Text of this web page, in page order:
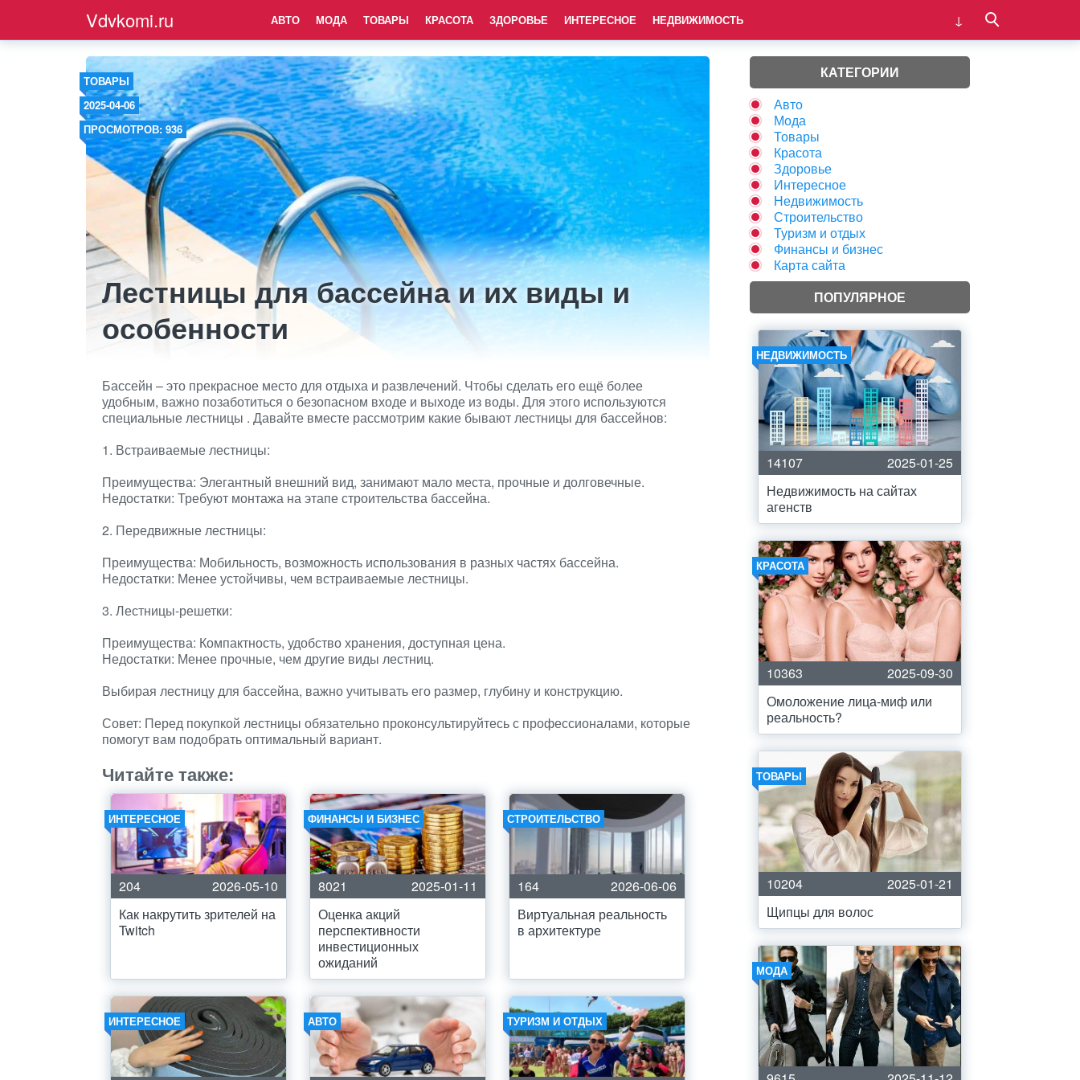
Vdvkomi.ru АВТО МОДА ТОВАРЫ КРАСОТА ЗДОРОВЬЕ ИНТЕРЕСНОЕ НЕДВИЖИМОСТЬ
ТОВАРЫ
2025-04-06
ПРОСМОТРОВ: 936
Лестницы для бассейна и их виды и
особенности
Бассейн – это прекрасное место для отдыха и развлечений. Чтобы сделать его ещё более
удобным, важно позаботиться о безопасном входе и выходе из воды. Для этого используются
специальные лестницы . Давайте вместе рассмотрим какие бывают лестницы для бассейнов:
1. Встраиваемые лестницы:
Преимущества: Элегантный внешний вид, занимают мало места, прочные и долговечные.
Недостатки: Требуют монтажа на этапе строительства бассейна.
2. Передвижные лестницы:
Преимущества: Мобильность, возможность использования в разных частях бассейна.
Недостатки: Менее устойчивы, чем встраиваемые лестницы.
3. Лестницы-решетки:
Преимущества: Компактность, удобство хранения, доступная цена.
Недостатки: Менее прочные, чем другие виды лестниц.
Выбирая лестницу для бассейна, важно учитывать его размер, глубину и конструкцию.
Совет: Перед покупкой лестницы обязательно проконсультируйтесь с профессионалами, которые
помогут вам подобрать оптимальный вариант.
Читайте также:
ИНТЕРЕСНОЕ
204
2026-05-10
Как накрутить зрителей на
Twitch
ФИНАНСЫ И БИЗНЕС
8021
2025-01-11
Оценка акций
перспективности
инвестиционных
ожиданий
СТРОИТЕЛЬСТВО
164
2026-06-06
Виртуальная реальность
в архитектуре
ИНТЕРЕСНОЕ АВТО ТУРИЗМ И ОТДЫХ
КАТЕГОРИИ
Авто
Мода
Товары
Красота
Здоровье
Интересное
Недвижимость
Строительство
Туризм и отдых
Финансы и бизнес
Карта сайта
ПОПУЛЯРНОЕ
НЕДВИЖИМОСТЬ
14107
2025-01-25
Недвижимость на сайтах
агенств
КРАСОТА
10363
2025-09-30
Омоложение лица-миф или
реальность?
ТОВАРЫ
10204
2025-01-21
Щипцы для волос
МОДА